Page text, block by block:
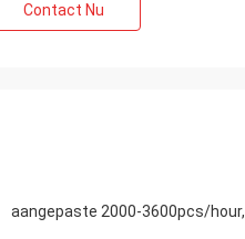
Contact Nu
aangepaste 2000-3600pcs/hour,